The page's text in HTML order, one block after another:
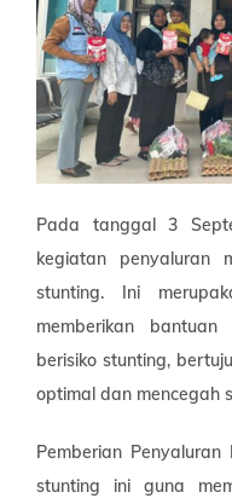
Pada tanggal 3
kegiatan penyaluran
stunting. Ini
memberikan
berisiko stunting,
optimal dan mencegah
Pemberian
stunting ini guna